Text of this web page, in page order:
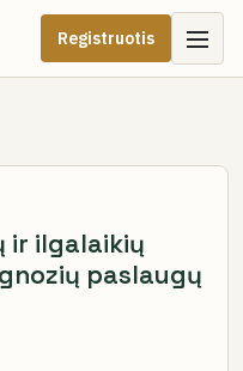
Registruotis
ir ilgalaikių
paslaugų